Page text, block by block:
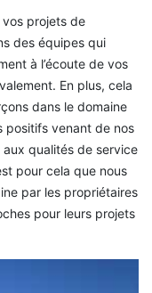
vos projets de
des équipes qui
à l’écoute de vos
En plus, cela
dans le domaine
positifs venant de nos
qualités de service
pour cela que nous
par les propriétaires
pour leurs projets